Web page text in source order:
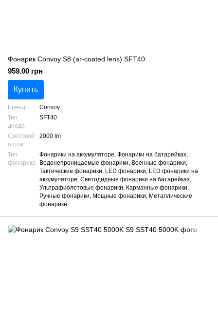
Фонарик Convoy S8 (ar-coated lens) SFT40
959.00 грн
Купить
Бренд
Convoy
Тип
диода
SFT40
Световой
поток
2000 lm
Тип
фонарика
Фонарики на аккумуляторе, Фонарики на батарейках,
Водонепроницаемые фонарики, Военные фонарики,
Тактические фонарики, LED фонарики, LED фонарики на
аккумуляторе, Светодидные фонарики на батарейках,
Ультрафиолетовые фонарики, Карманные фонарики,
Ручные фонарики, Мощные фонарики, Металлические
фонарики